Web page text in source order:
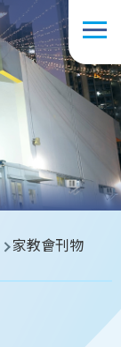
家教會刊物